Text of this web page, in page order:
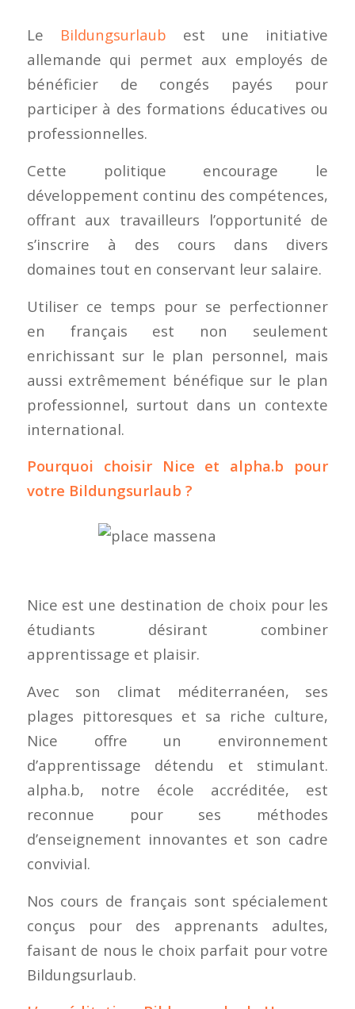
Le Bildungsurlaub est une initiative
allemande qui permet aux employés de
bénéficier de congés payés pour
participer à des formations éducatives ou
professionnelles.
Cette politique encourage le
développement continu des compétences,
offrant aux travailleurs l’opportunité de
s’inscrire à des cours dans divers
domaines tout en conservant leur salaire.
Utiliser ce temps pour se perfectionner
en français est non seulement
enrichissant sur le plan personnel, mais
aussi extrêmement bénéfique sur le plan
professionnel, surtout dans un contexte
international.
Pourquoi choisir Nice et alpha.b pour
votre Bildungsurlaub ?
Nice est une destination de choix pour les
étudiants désirant combiner
apprentissage et plaisir.
Avec son climat méditerranéen, ses
plages pittoresques et sa riche culture,
Nice offre un environnement
d’apprentissage détendu et stimulant.
alpha.b, notre école accréditée, est
reconnue pour ses méthodes
d’enseignement innovantes et son cadre
convivial.
Nos cours de français sont spécialement
conçus pour des apprenants adultes,
faisant de nous le choix parfait pour votre
Bildungsurlaub.